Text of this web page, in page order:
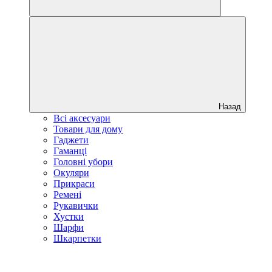
Назад
Всі аксесуари
Товари для дому
Гаджети
Гаманці
Головні убори
Окуляри
Прикраси
Ремені
Рукавички
Хустки
Шарфи
Шкарпетки